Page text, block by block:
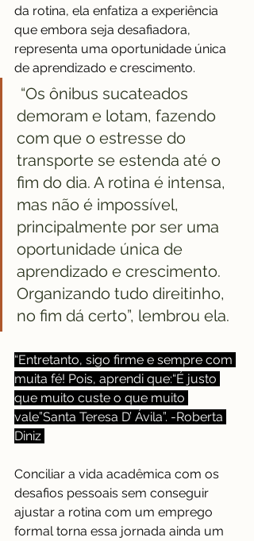
da rotina, ela enfatiza a experiência
que embora seja desafiadora,
representa uma oportunidade única
de aprendizado e crescimento.
“Os ônibus sucateados
demoram e lotam, fazendo
com que o estresse do
transporte se estenda até o
fim do dia. A rotina é intensa,
mas não é impossível,
principalmente por ser uma
oportunidade única de
aprendizado e crescimento.
Organizando tudo direitinho,
no fim dá certo”, lembrou ela.
“Entretanto, sigo firme e sempre com
muita fé! Pois, aprendi que:“É justo
que muito custe o que muito
vale”Santa Teresa D’ Ávila”. -Roberta
Diniz
Conciliar a vida acadêmica com os
desafios pessoais sem conseguir
ajustar a rotina com um emprego
formal torna essa jornada ainda um